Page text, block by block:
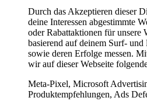
Durch das Akzeptieren dieser
deine Interessen abgestimmte
oder Rabattaktionen für unsere
basierend auf deinem Surf-
sowie deren Erfolge messen.
wir auf dieser Webseite
Meta-Pixel, Microsoft
Produktempfehlungen, Ads